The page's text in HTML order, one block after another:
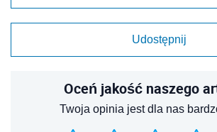
Udostępnij
Oceń jakość naszego
Twoja opinia jest dla nas